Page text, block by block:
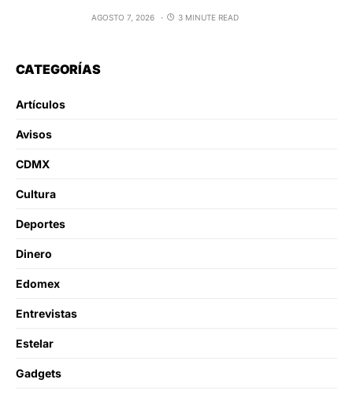
AGOSTO 7, 2026 3 MINUTE READ
CATEGORÍAS
Artículos
Avisos
CDMX
Cultura
Deportes
Dinero
Edomex
Entrevistas
Estelar
Gadgets